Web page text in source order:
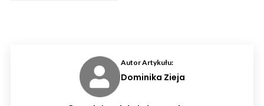
Autor Artykułu:
Dominika Zieja